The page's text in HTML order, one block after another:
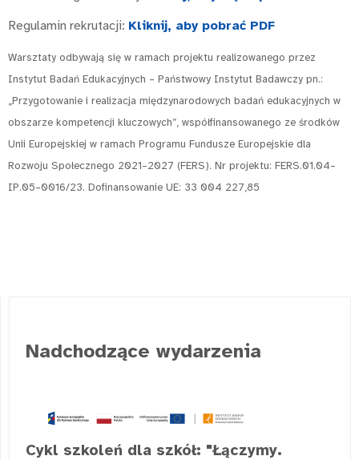
Regulamin rekrutacji: Kliknij, aby pobrać PDF
Warsztaty odbywają się w ramach projektu realizowanego przez
Instytut Badań Edukacyjnych – Państwowy Instytut Badawczy pn.:
„Przygotowanie i realizacja międzynarodowych badań edukacyjnych w
obszarze kompetencji kluczowych”, współfinansowanego ze środków
Unii Europejskiej w ramach Programu Fundusze Europejskie dla
Rozwoju Społecznego 2021–2027 (FERS). Nr projektu: FERS.01.04–
IP.05–0016/23. Dofinansowanie UE: 33 004 227,85
Nadchodzące wydarzenia
Cykl szkoleń dla szkół: "Łączymy.